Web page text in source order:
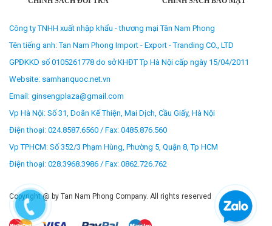
Công ty TNHH xuất nhập khẩu - thương mại Tân Nam Phong
Tên tiếng anh: Tan Nam Phong Import - Export - Tranding CO., LTD
GPĐKKD số 0105261778 do sở KHĐT Tp Hà Nội cấp ngày 15/04/2011
Website: samhanquoc.net.vn
Email: ginsengplaza@gmail.com
Vp Hà Nội: Số 31, Doãn Kế Thiện, Mai Dịch, Cầu Giấy, Hà Nội
Điện thoại: 024.8587.6560 / Fax: 0485.876.560
Vp TPHCM: Số 352/3 Phạm Hùng, Phường 5, Quận 8, Tp HCM
Điện thoại: 028.3968.3986 / Fax: 0862.726.762
Copyright @ by Tan Nam Phong Company. All rights reserved